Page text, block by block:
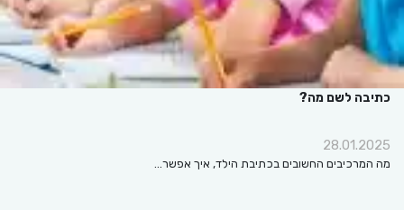
כתיבה לשם מה?
28.01.2025
מה המרכיבים החשובים בכתיבת הילד, איך אפשר…